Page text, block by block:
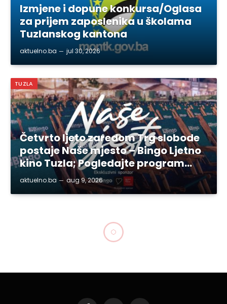
Izmjene i dopune konkursa/Oglasa
za prijem zaposlenika u školama
Tuzlanskog kantona
aktuelno.ba jul 30, 2026
TUZLA
Četvrto ljeto zaredom Trg slobode
postaje Naše mjesto – Bingo Ljetno
kino Tuzla; Pogledajte program…
aktuelno.ba aug 9, 2026
U Tuzli počeo Prvi
dvodnevni kongres o